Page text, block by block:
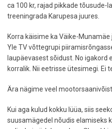
ca 100 kr, rajad pikkade tõusude-
treeningrada Karupesa juures.
Korra käisime ka Väike-
Yle TV võttegrupi
laupäevasest sõidust. No igakord
korralik. Nii eetrisse ütesimegi. Ei
Ära nägime veel
Kui aga kulud kokku lüüa, siis
suusamägedel nõudis elamiseks